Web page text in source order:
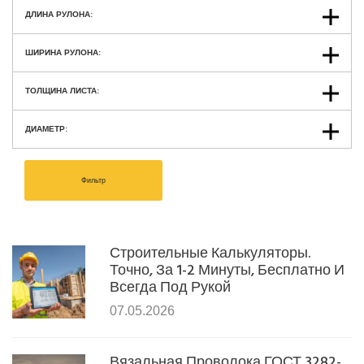
ДЛИНА РУЛОНА:
ШИРИНА РУЛОНА:
ТОЛЩИНА ЛИСТА:
ДИАМЕТР:
Фильтр
Строительные Калькуляторы.
Точно, За 1-2 Минуты, Бесплатно И
Всегда Под Рукой
07.05.2026